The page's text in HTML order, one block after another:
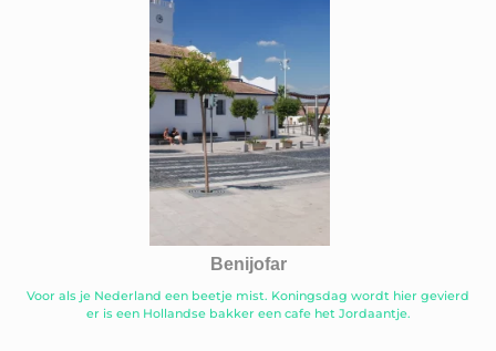
Benijofar
Voor als je Nederland een beetje mist. Koningsdag wordt hier gevierd
er is een Hollandse bakker een cafe het Jordaantje.